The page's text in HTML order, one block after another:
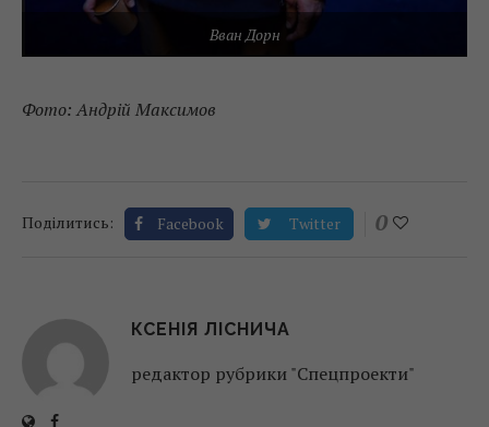
Вван Дорн
Фото: Андрій Максимов
Поділитись: Facebook Twitter 0
КСЕНІЯ ЛІСНИЧА
редактор рубрики "Спецпроекти"